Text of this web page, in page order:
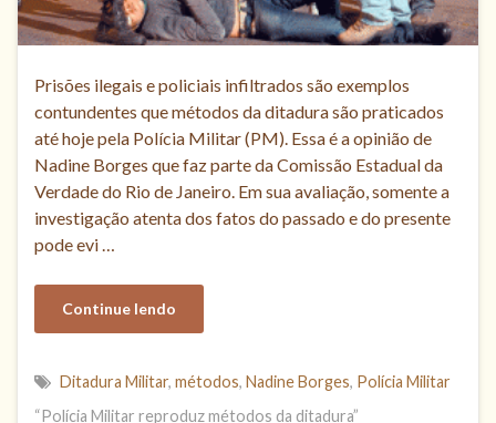
Prisões ilegais e policiais infiltrados são exemplos
contundentes que métodos da ditadura são praticados
até hoje pela Polícia Militar (PM). Essa é a opinião de
Nadine Borges que faz parte da Comissão Estadual da
Verdade do Rio de Janeiro. Em sua avaliação, somente a
investigação atenta dos fatos do passado e do presente
pode evi …
Continue lendo
Ditadura Militar, métodos, Nadine Borges, Polícia Militar
“Polícia Militar reproduz métodos da ditadura”